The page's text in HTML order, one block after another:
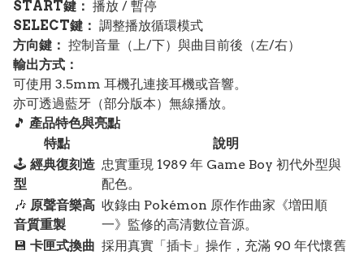
START鍵： 播放 / 暫停
SELECT鍵： 調整播放循環模式
方向鍵： 控制音量（上/下）與曲目前後（左/右）
輸出方式：
可使用 3.5mm 耳機孔連接耳機或音響。
亦可透過藍牙（部分版本）無線播放。
🎵 產品特色與亮點
特點
說明
🕹️ 經典復刻造
型
忠實重現 1989 年 Game Boy 初代外型與
配色。
🎶 原聲音樂高
音質重製
收錄由 Pokémon 原作作曲家《増田順
一》監修的高清數位音源。
💾 卡匣式換曲 採用真實「插卡」操作，充滿 90 年代懷舊